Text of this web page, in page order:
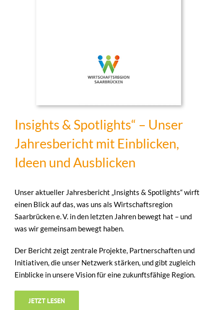
Insights & Spotlights“ – Unser
Jahresbericht mit Einblicken,
Ideen und Ausblicken
Unser aktueller Jahresbericht „Insights & Spotlights“ wirft
einen Blick auf das, was uns als Wirtschaftsregion
Saarbrücken e. V. in den letzten Jahren bewegt hat – und
was wir gemeinsam bewegt haben.
Der Bericht zeigt zentrale Projekte, Partnerschaften und
Initiativen, die unser Netzwerk stärken, und gibt zugleich
Einblicke in unsere Vision für eine zukunftsfähige Region.
JETZT LESEN